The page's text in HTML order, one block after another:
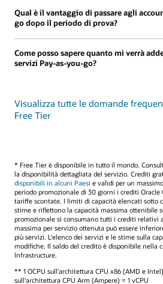
Qual è il vantaggio di passare agli
go dopo il periodo di prova?
Come posso sapere quanto mi verrà
servizi Pay-as-you-go?
Visualizza tutte le domande
Free Tier
* Free Tier è disponibile in tutto il mondo.
la disponibilità dettagliata del servizio. Crediti
disponibili in alcuni Paesi e validi per un
periodo promozionale di 30 giorni i crediti Oracle
tariffe scontate. I limiti di capacità elencati sotto
stime e riflettono la capacità massima ottenibile
promozionale si consumano tutti i crediti relativi
massima per servizio ottenuta può essere
più servizi. L'elenco dei servizi e le stime sulla
modifiche. Il saldo del credito è disponibile nella
Infrastructure.
** 1 OCPU sull'architettura CPU x86 (AMD e Intel)
sull'architettura CPU Arm (Ampere) = 1 vCPU